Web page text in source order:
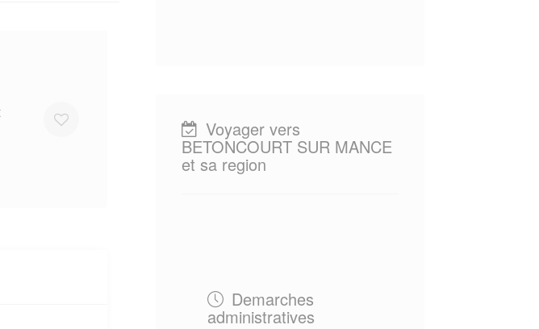
Voyager vers
BETONCOURT SUR MANCE
et sa region
Demarches
administratives